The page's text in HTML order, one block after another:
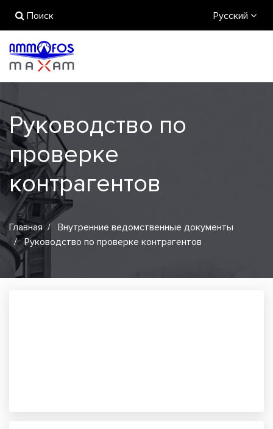
Поиск Русский
Руководство по
проверке
контрагентов
Главная
Внутренние ведомственные документы
Руководство по проверке контрагентов